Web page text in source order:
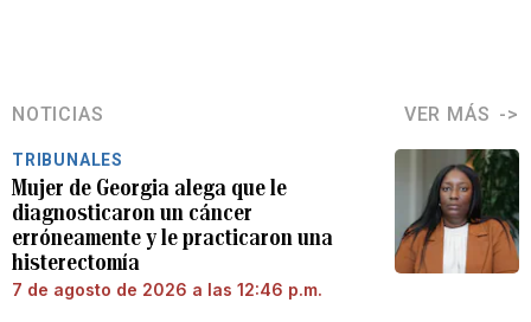
NOTICIAS VER MÁS
TRIBUNALES
Mujer de Georgia alega que le
diagnosticaron un cáncer
erróneamente y le practicaron una
histerectomía
7 de agosto de 2026 a las 12:46 p.m.